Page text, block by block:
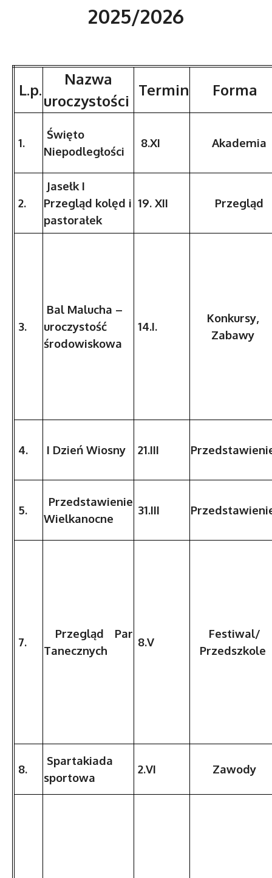
2025/2026
L.p.
Nazwa
uroczystości
Termin Forma
1.
Święto
Niepodległości
8.XI Akademia
2.
Jasełk I
Przegląd kolęd i
pastorałek
19. XII Przegląd
3.
Bal Malucha –
uroczystość
środowiskowa
14.I.
Konkursy,
Zabawy
4. I Dzień Wiosny 21.III
5.
Przedstawienie
Wielkanocne
31.III
7.
Przegląd Par
Tanecznych
8.V
Festiwal/
Przedszkole
8.
Spartakiada
sportowa
2.VI Zawody